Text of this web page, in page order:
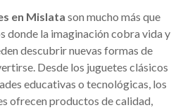
en Mislata son mucho más que
donde la imaginación cobra vida y
descubrir nuevas formas de
Desde los juguetes clásicos
educativas o tecnológicas, los
ofrecen productos de calidad,